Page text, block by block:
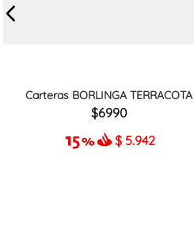
Carteras BORLINGA TERRACOTA
6990
$ 5.942